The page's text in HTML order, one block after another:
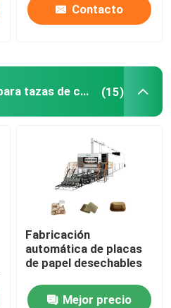
Contacto
Máquina de bandejas para tazas de café (15)
Fabricación
automática de placas
de papel desechables
Mejor precio